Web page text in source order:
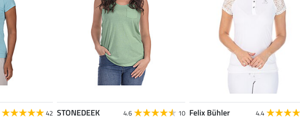
42 STONEDEEK 4.6 10 Felix Bühler 4.4